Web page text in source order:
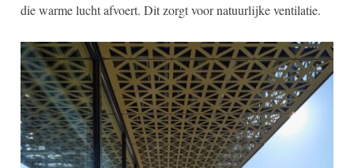
die warme lucht afvoert. Dit zorgt voor natuurlijke ventilatie.